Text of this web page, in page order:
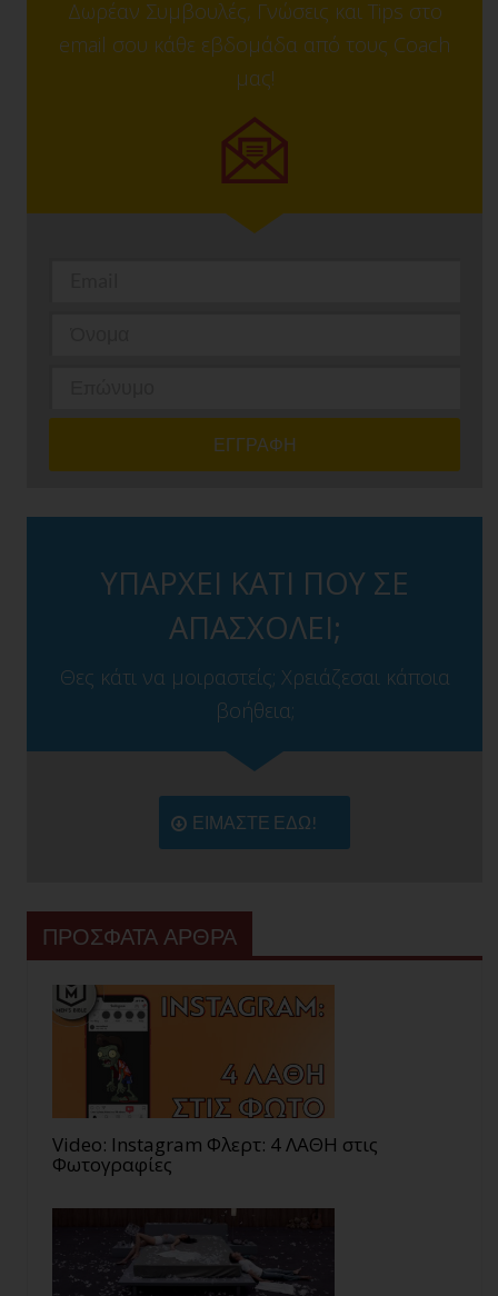
Δωρέαν Συμβουλές, Γνώσεις και Tips στο
email σου κάθε εβδομάδα από τους Coach
μας!
ΥΠΑΡΧΕΙ ΚΑΤΙ ΠΟΥ ΣΕ
ΑΠΑΣΧΟΛΕΙ;
Θες κάτι να μοιραστείς; Χρειάζεσαι κάποια
βοήθεια;
ΕΙΜΑΣΤΕ ΕΔΩ!
ΠΡΟΣΦΑΤΑ ΑΡΘΡΑ
Video: Instagram Φλερτ: 4 ΛΑΘΗ στις
Φωτογραφίες